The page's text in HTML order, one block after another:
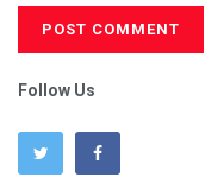
Follow Us